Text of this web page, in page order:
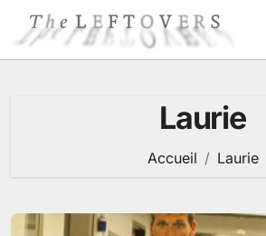
contenu
Laurie
Accueil Laurie